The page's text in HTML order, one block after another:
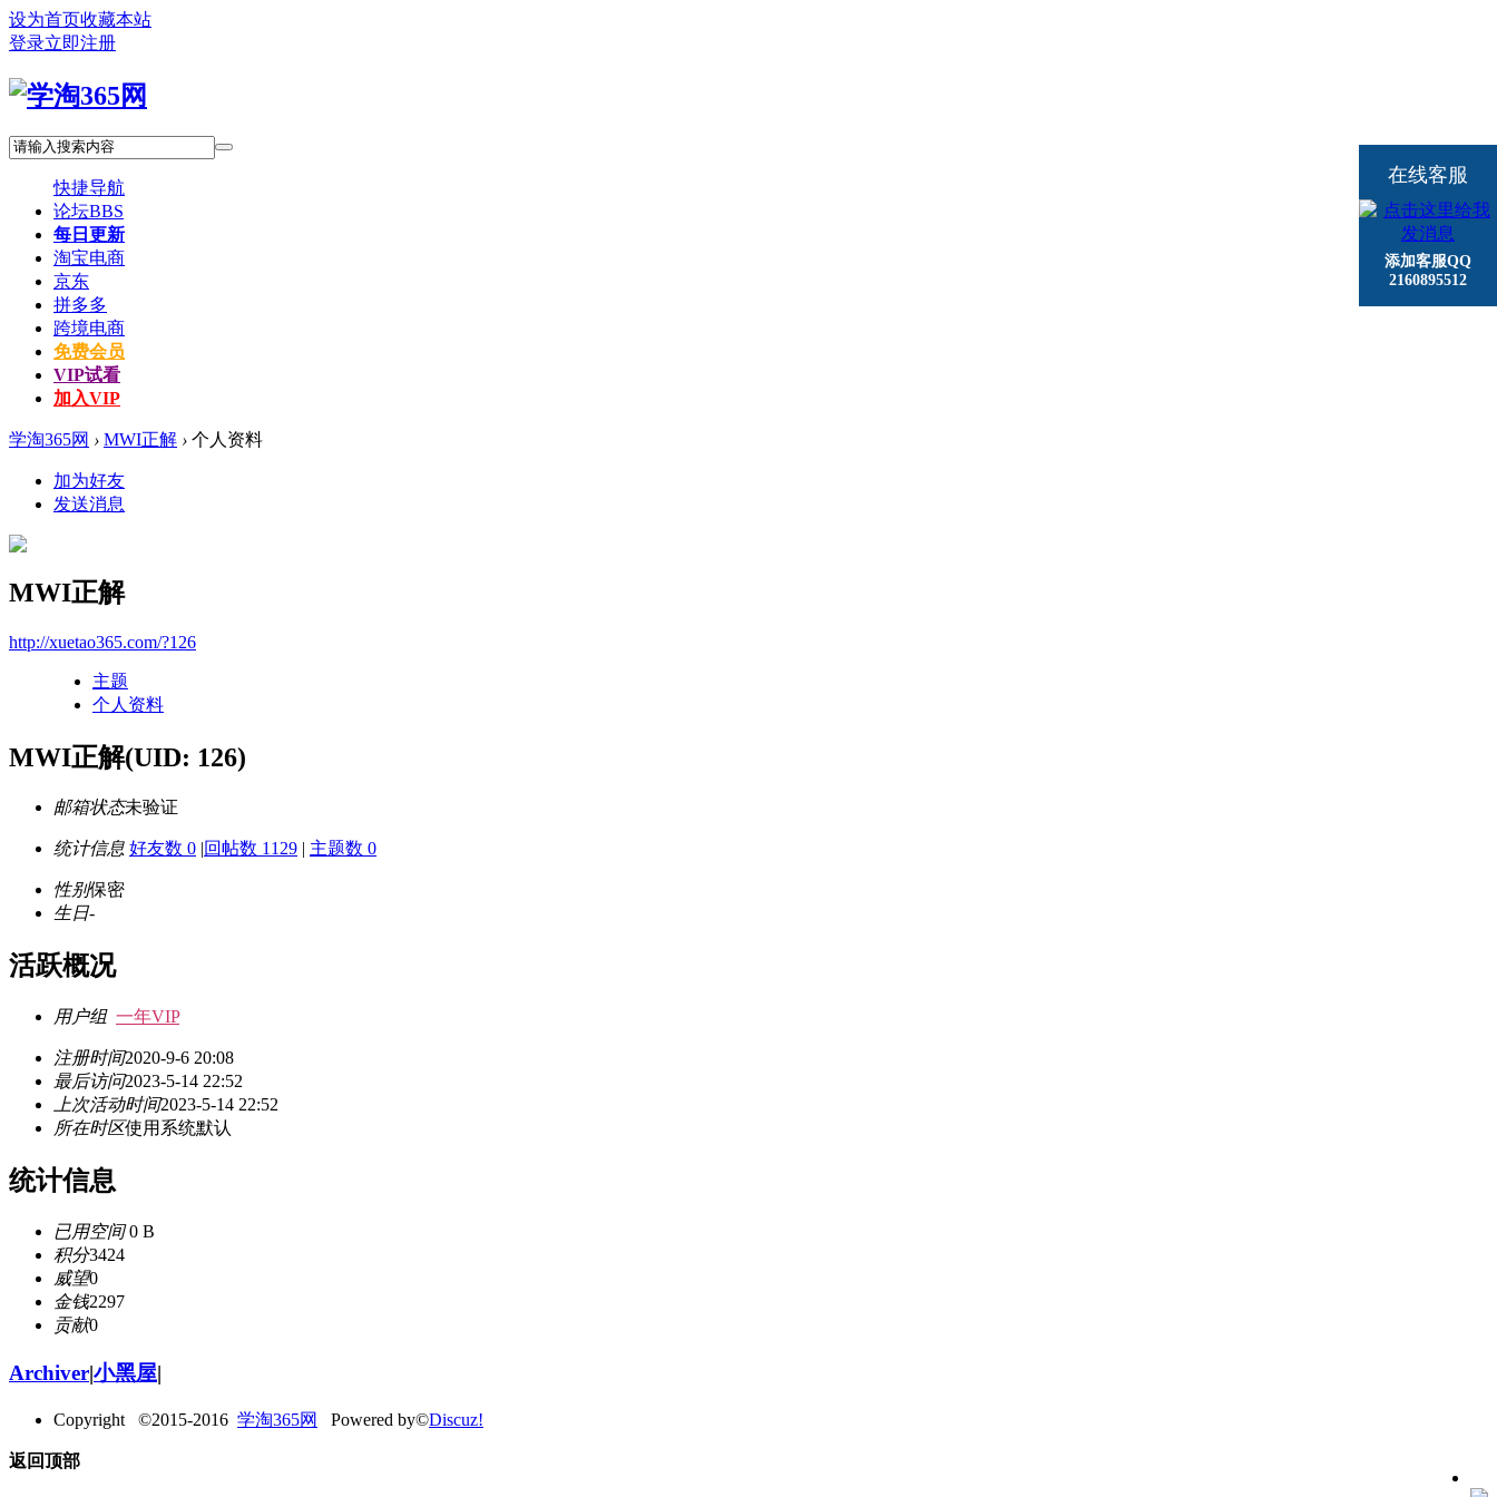
设为首页收藏本站
登录立即注册
快捷导航
论坛BBS
每日更新
淘宝电商
京东
拼多多
跨境电商
免费会员
VIP试看
加入VIP
学淘365网 › MWI正解 › 个人资料
加为好友
发送消息
MWI正解
http://xuetao365.com/?126
主题
个人资料
MWI正解(UID: 126)
邮箱状态未验证
统计信息 好友数 0 |回帖数 1129 | 主题数 0
性别保密
生日-
活跃概况
用户组 一年VIP
注册时间2020-9-6 20:08
最后访问2023-5-14 22:52
上次活动时间2023-5-14 22:52
所在时区使用系统默认
统计信息
已用空间0 B
积分3424
威望0
金钱2297
贡献0
在线客服
添加客服QQ
2160895512
Archiver|小黑屋|
Copyright ©2015-2016 学淘365网 Powered by©Discuz!
返回顶部